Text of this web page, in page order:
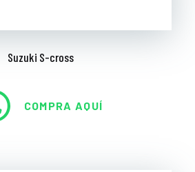
Suzuki S-cross
COMPRA AQUÍ